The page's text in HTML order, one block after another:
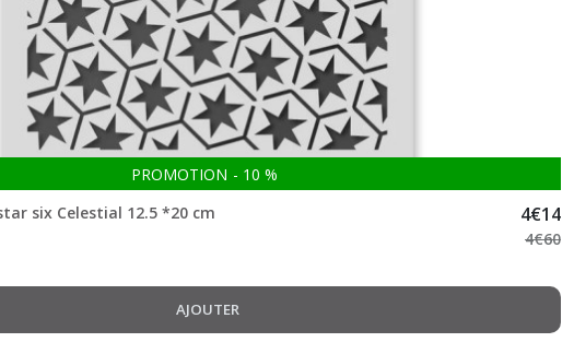
PROMOTION - 10 %
six Celestial 12.5 *20 cm
4€14
4€60
AJOUTER